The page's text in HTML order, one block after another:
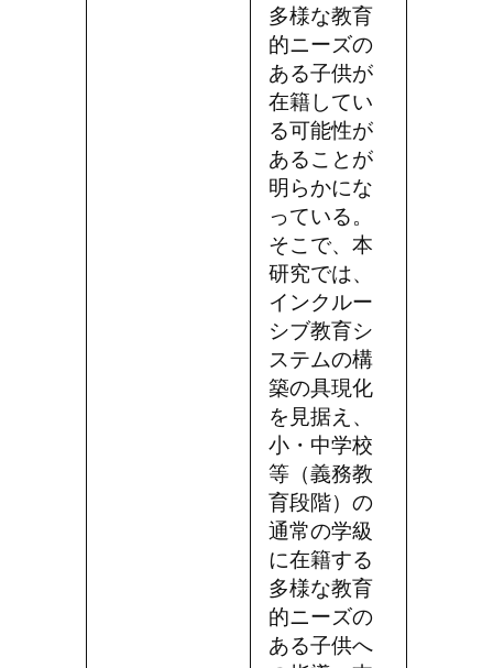
多様な教育
的ニーズの
ある子供が
在籍してい
る可能性が
あることが
明らかにな
っている。
そこで、本
研究では、
インクルー
シブ教育シ
ステムの構
築の具現化
を見据え、
小・中学校
等（義務教
育段階）の
通常の学級
に在籍する
多様な教育
的ニーズの
ある子供へ